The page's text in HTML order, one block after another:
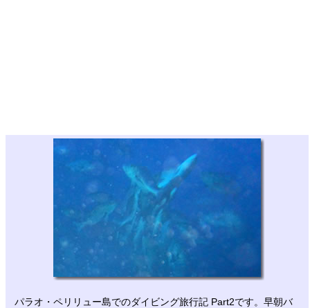
パラオ・ペリリュー島でのダイビング旅行記 Part2です。早朝バ